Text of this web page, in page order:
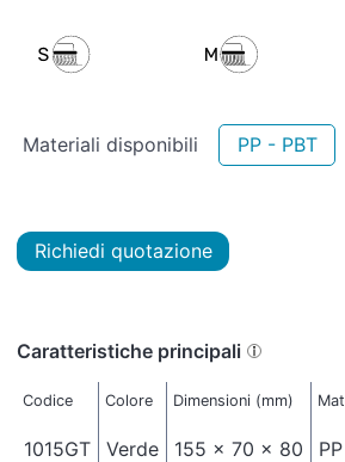
Materiali disponibili PP - PBT
Richiedi quotazione
Caratteristiche principali
Codice Colore Dimensioni (mm)
1015GT Verde 155 x 70 x 80